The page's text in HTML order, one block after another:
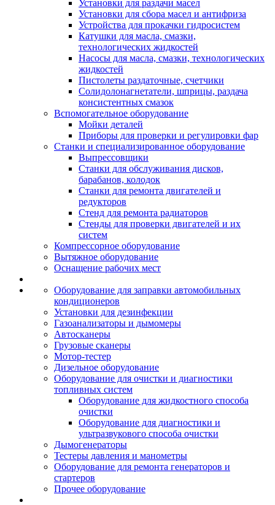
Установки для раздачи масел
Установки для сбора масел и антифриза
Устройства для прокачки гидросистем
Катушки для масла, смазки,
технологических жидкостей
Насосы для масла, смазки, технологических
жидкостей
Пистолеты раздаточные, счетчики
Солидолонагнетатели, шприцы, раздача
консистентных смазок
Вспомогательное оборудование
Мойки деталей
Приборы для проверки и регулировки фар
Станки и специализированное оборудование
Выпрессовщики
Станки для обслуживания дисков,
барабанов, колодок
Станки для ремонта двигателей и
редукторов
Стенд для ремонта радиаторов
Стенды для проверки двигателей и их
систем
Компрессорное оборудование
Вытяжное оборудование
Оснащение рабочих мест
Оборудование для заправки автомобильных
кондиционеров
Установки для дезинфекции
Газоанализаторы и дымомеры
Автосканеры
Грузовые сканеры
Мотор-тестер
Дизельное оборудование
Оборудование для очистки и диагностики
топливных систем
Оборудование для жидкостного способа
очистки
Оборудование для диагностики и
ультразвукового способа очистки
Дымогенераторы
Тестеры давления и манометры
Оборудование для ремонта генераторов и
стартеров
Прочее оборудование